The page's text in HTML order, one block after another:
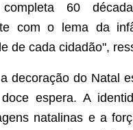
60
com o lema da
de cada cidadão",
decoração do Natal
espera. A
natalinas e a